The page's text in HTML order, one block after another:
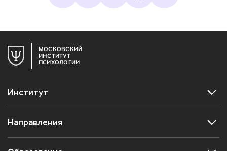
МОСКОВСКИЙ
ИНСТИТУТ
ПСИХОЛОГИИ
Институт
Направления